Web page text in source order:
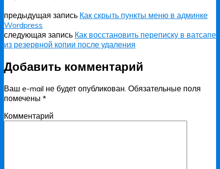
предыдущая запись Как скрыть пункты меню в админке
Wordpress
следующая запись Как восстановить переписку в ватсапе
из резервной копии после удаления
Добавить комментарий
Ваш e-mail не будет опубликован. Обязательные поля
помечены *
Комментарий